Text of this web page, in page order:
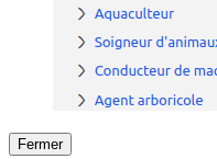
Fermer